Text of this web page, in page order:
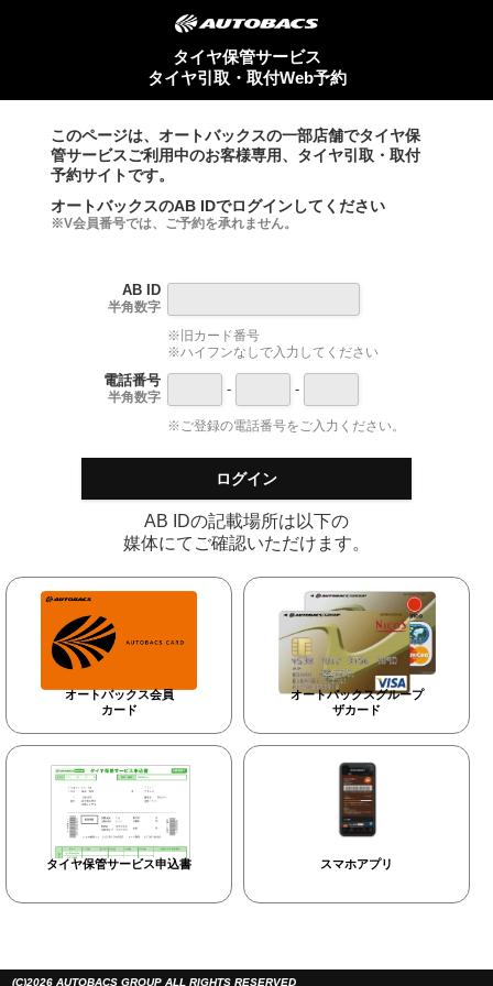
タイヤ保管サービス
タイヤ引取・取付Web予約
このページは、オートバックスの一部店舗でタイヤ保
管サービスご利用中のお客様専用、タイヤ引取・取付
予約サイトです。
オートバックスのAB IDでログインしてください
※V会員番号では、ご予約を承れません。
AB ID
半角数字
※旧カード番号
※ハイフンなしで入力してください
電話番号
半角数字 - -
※ご登録の電話番号をご入力ください。
ログイン
AB IDの記載場所は以下の
媒体にてご確認いただけます。
オートバックス会員
カード
オートバックスグループ
ザカード
タイヤ保管サービス申込書 スマホアプリ
(C)2026 AUTOBACS GROUP ALL RIGHTS RESERVED